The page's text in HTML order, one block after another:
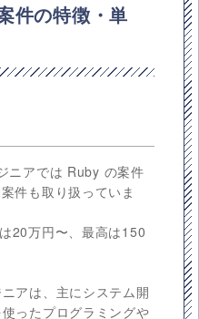
件の特徴・単
ニアでは Ruby の案件
件も取り扱っていま
20万円〜、最高は150
アは、主にシステム開
ったプログラミングや